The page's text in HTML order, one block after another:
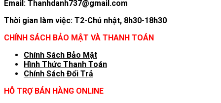
Email: Thanhdanh737@gmail.com
Thời gian làm việc: T2-Chủ nhật, 8h30-18h30
CHÍNH SÁCH BẢO MẬT VÀ THANH TOÁN
Chính Sách Bảo Mật
Hình Thức Thanh Toán
Chính Sách Đổi Trả
HỖ TRỢ BÁN HÀNG ONLINE